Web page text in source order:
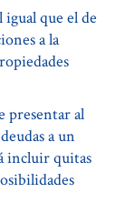
igual que el de
a la
presentar al
a un
incluir quitas